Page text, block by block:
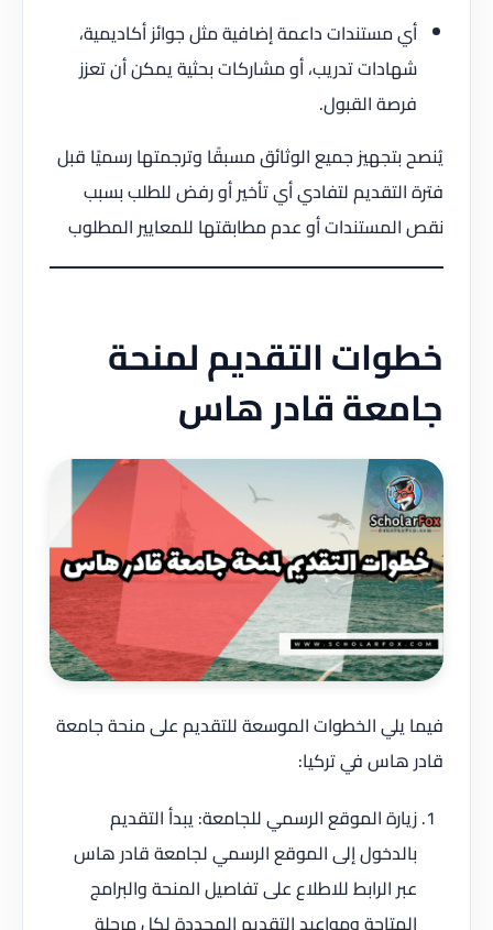
أي مستندات داعمة إضافية مثل جوائز أكاديمية،
شهادات تدريب، أو مشاركات بحثية يمكن أن تعزز
فرصة القبول.
يُنصح بتجهيز جميع الوثائق مسبقًا وترجمتها رسميًا قبل
فترة التقديم لتفادي أي تأخير أو رفض للطلب بسبب
نقص المستندات أو عدم مطابقتها للمعايير المطلوب
خطوات التقديم لمنحة
جامعة قادر هاس
فيما يلي الخطوات الموسعة للتقديم على منحة جامعة
قادر هاس في تركيا:
زيارة الموقع الرسمي للجامعة: يبدأ التقديم
بالدخول إلى الموقع الرسمي لجامعة قادر هاس
عبر الرابط للاطلاع على تفاصيل المنحة والبرامج
المتاحة ومواعيد التقديم المحددة لكل مرحلة